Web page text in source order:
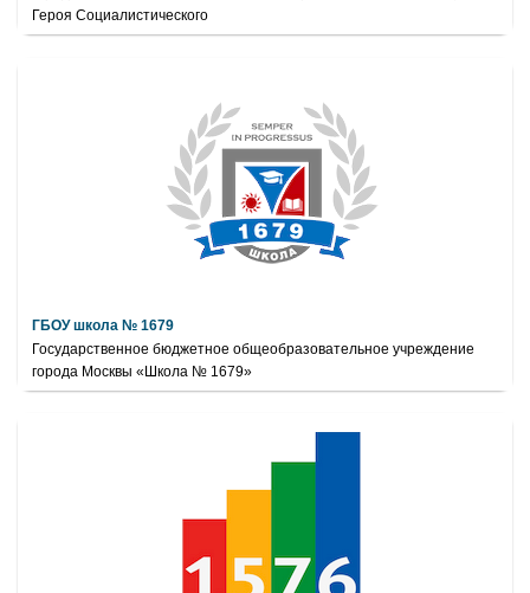
Героя Социалистического
ГБОУ школа № 1679
Государственное бюджетное общеобразовательное учреждение
города Москвы «Школа № 1679»